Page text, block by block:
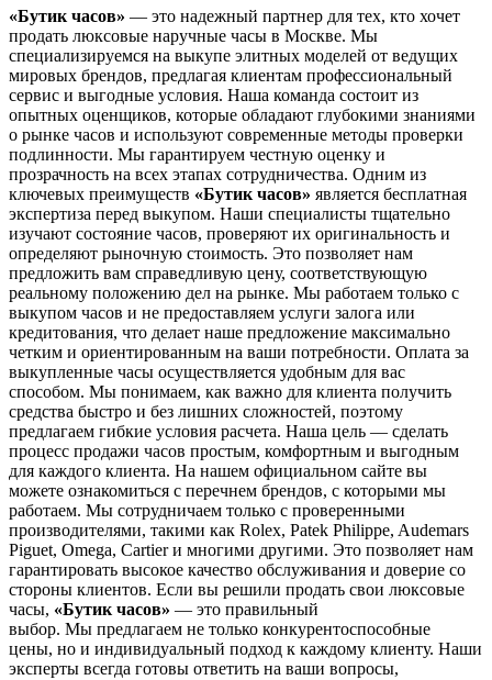
«Бутик часов» — это надежный партнер для тех, кто хочет
продать люксовые наручные часы в Москве. Мы
специализируемся на выкупе элитных моделей от ведущих
мировых брендов, предлагая клиентам профессиональный
сервис и выгодные условия. Наша команда состоит из
опытных оценщиков, которые обладают глубокими знаниями
о рынке часов и используют современные методы проверки
подлинности. Мы гарантируем честную оценку и
прозрачность на всех этапах сотрудничества. Одним из
ключевых преимуществ «Бутик часов» является бесплатная
экспертиза перед выкупом. Наши специалисты тщательно
изучают состояние часов, проверяют их оригинальность и
определяют рыночную стоимость. Это позволяет нам
предложить вам справедливую цену, соответствующую
реальному положению дел на рынке. Мы работаем только с
выкупом часов и не предоставляем услуги залога или
кредитования, что делает наше предложение максимально
четким и ориентированным на ваши потребности. Оплата за
выкупленные часы осуществляется удобным для вас
способом. Мы понимаем, как важно для клиента получить
средства быстро и без лишних сложностей, поэтому
предлагаем гибкие условия расчета. Наша цель — сделать
процесс продажи часов простым, комфортным и выгодным
для каждого клиента. На нашем официальном сайте вы
можете ознакомиться с перечнем брендов, с которыми мы
работаем. Мы сотрудничаем только с проверенными
производителями, такими как Rolex, Patek Philippe, Audemars
Piguet, Omega, Cartier и многими другими. Это позволяет нам
гарантировать высокое качество обслуживания и доверие со
стороны клиентов. Если вы решили продать свои люксовые
часы, «Бутик часов» — это правильный
выбор. Мы предлагаем не только конкурентоспособные
цены, но и индивидуальный подход к каждому клиенту. Наши
эксперты всегда готовы ответить на ваши вопросы,